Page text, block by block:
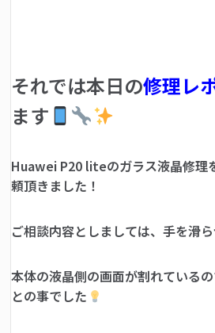
それでは本日の修理レ
ます
Huawei P20 liteのガラス液晶修理
頼頂きました！
ご相談内容としましては、手を滑
本体の液晶側の画面が割れている
との事でした